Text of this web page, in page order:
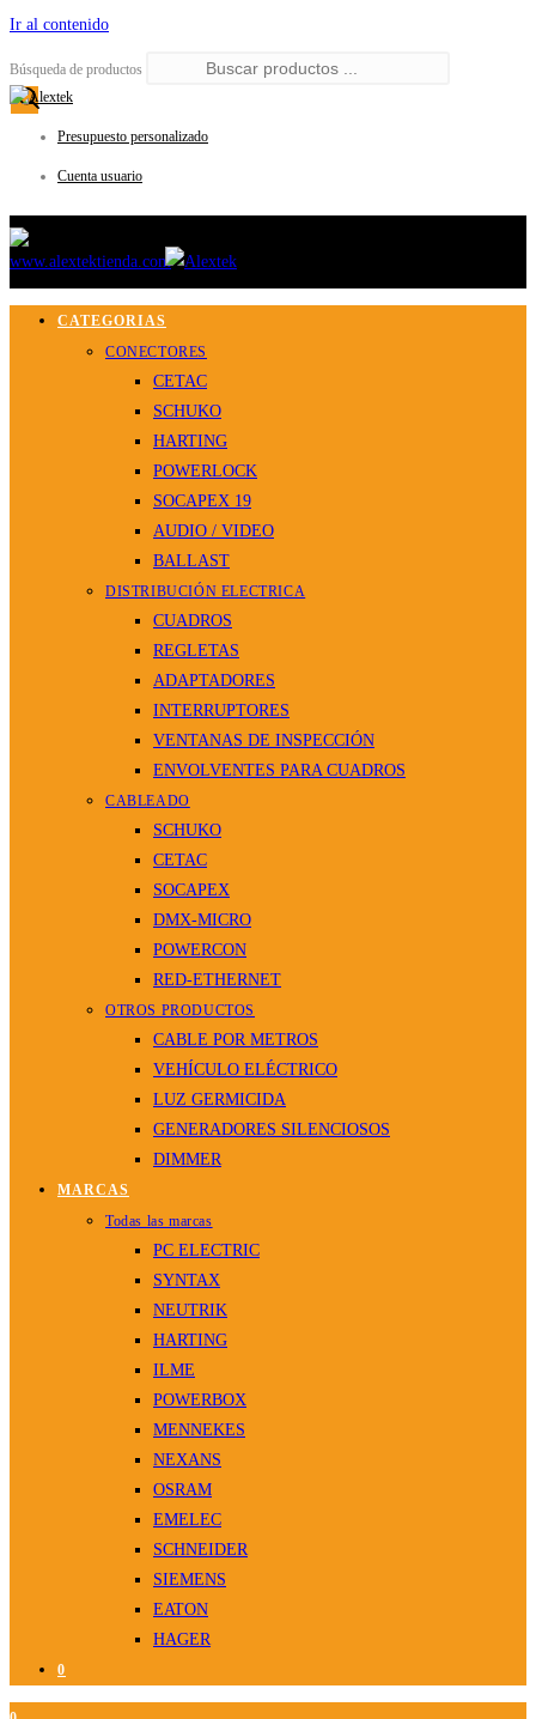
Ir al contenido
Búsqueda de productos
Presupuesto personalizado
Cuenta usuario
CATEGORIAS
CONECTORES
CETAC
SCHUKO
HARTING
POWERLOCK
SOCAPEX 19
AUDIO / VIDEO
BALLAST
DISTRIBUCIÓN ELECTRICA
CUADROS
REGLETAS
ADAPTADORES
INTERRUPTORES
VENTANAS DE INSPECCIÓN
ENVOLVENTES PARA CUADROS
CABLEADO
SCHUKO
CETAC
SOCAPEX
DMX-MICRO
POWERCON
RED-ETHERNET
OTROS PRODUCTOS
CABLE POR METROS
VEHÍCULO ELÉCTRICO
LUZ GERMICIDA
GENERADORES SILENCIOSOS
DIMMER
MARCAS
Todas las marcas
PC ELECTRIC
SYNTAX
NEUTRIK
HARTING
ILME
POWERBOX
MENNEKES
NEXANS
OSRAM
EMELEC
SCHNEIDER
SIEMENS
EATON
HAGER
0